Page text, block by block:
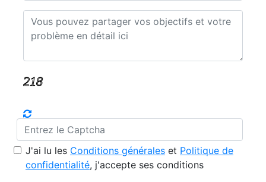
J'ai lu les Conditions générales et Politique de
confidentialité, j'accepte ses conditions